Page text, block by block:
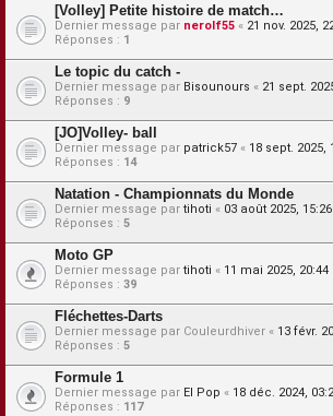
[Volley] Petite histoire de match…
Dernier message par nerolf55 « 21 nov. 2025,
Réponses : 1
Le topic du catch -
Dernier message par Bisounours « 21 sept.
Réponses : 9
[JO]Volley- ball
Dernier message par patrick57 « 18 sept. 2025,
Réponses : 14
Natation - Championnats du Monde
Dernier message par tihoti « 03 août 2025, 15:26
Réponses : 5
Moto GP
Dernier message par tihoti « 11 mai 2025, 20:44
Réponses : 39
Fléchettes-Darts
Dernier message par Couleurdhiver « 13 févr.
Réponses : 5
Formule 1
Dernier message par El Pop « 18 déc. 2024,
Réponses : 117